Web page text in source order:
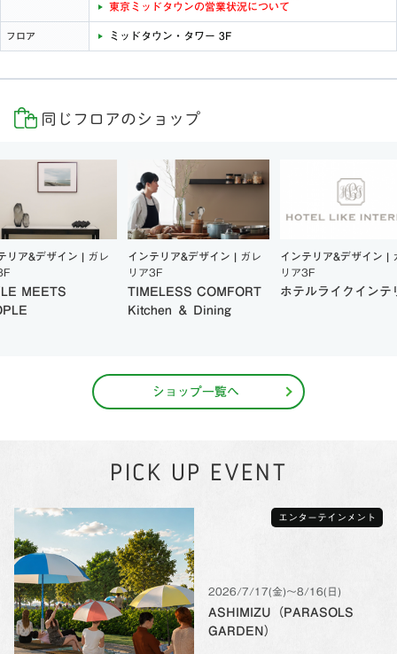
東京ミッドタウンの営業状況について
フロア ミッドタウン・タワー 3F
同じフロアのショップ
リア&デザイン | ガレ
MEETS
インテリア&デザイン | ガレ
リア3F
TIMELESS COMFORT
Kitchen ＆ Dining
インテリア&デザイン |
リア3F
ホテルライクインテ
ショップ一覧へ
PICK UP EVENT
2026/7/17(金)〜8/16(日)
ASHIMIZU（PARASOLS
GARDEN）
エンターテインメント